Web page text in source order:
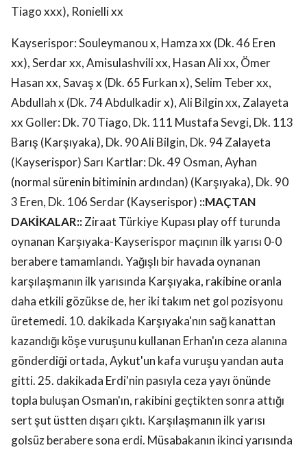
Tiago xxx), Ronielli xx
Kayserispor: Souleymanou x, Hamza xx (Dk. 46 Eren
xx), Serdar xx, Amisulashvili xx, Hasan Ali xx, Ömer
Hasan xx, Savaş x (Dk. 65 Furkan x), Selim Teber xx,
Abdullah x (Dk. 74 Abdulkadir x), Ali Bilgin xx, Zalayeta
xx Goller: Dk. 70 Tiago, Dk. 111 Mustafa Sevgi, Dk. 113
Barış (Karşıyaka), Dk. 90 Ali Bilgin, Dk. 94 Zalayeta
(Kayserispor) Sarı Kartlar: Dk. 49 Osman, Ayhan
(normal sürenin bitiminin ardından) (Karşıyaka), Dk. 90
3 Eren, Dk. 106 Serdar (Kayserispor) ::MAÇTAN
DAKİKALAR::Ziraat Türkiye Kupası play off turunda
oynanan Karşıyaka-Kayserispor maçının ilk yarısı 0-0
berabere tamamlandı. Yağışlı bir havada oynanan
karşılaşmanın ilk yarısında Karşıyaka, rakibine oranla
daha etkili gözükse de, her iki takım net gol pozisyonu
üretemedi. 10. dakikada Karşıyaka'nın sağ kanattan
kazandığı köşe vuruşunu kullanan Erhan'ın ceza alanına
gönderdiği ortada, Aykut'un kafa vuruşu yandan auta
gitti. 25. dakikada Erdi'nin pasıyla ceza yayı önünde
topla buluşan Osman'ın, rakibini geçtikten sonra attığı
sert şut üstten dışarı çıktı. Karşılaşmanın ilk yarısı
golsüz berabere sona erdi. Müsabakanın ikinci yarısında